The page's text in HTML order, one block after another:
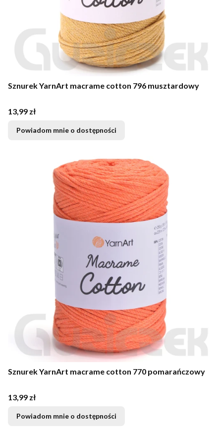
Sznurek YarnArt macrame cotton 796 musztardowy
Cena
13,99 zł
Powiadom mnie o dostępności
Sznurek YarnArt macrame cotton 770 pomarańczowy
Cena
13,99 zł
Powiadom mnie o dostępności